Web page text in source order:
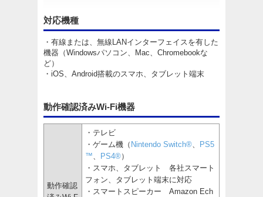
対応機種
・有線または、無線LANインターフェイスを有した
機器（Windowsパソコン、Mac、Chromebookな
ど）
・iOS、Android搭載のスマホ、タブレット端末
動作確認済みWi-Fi機器
動作確認
・テレビ
・ゲーム機（ Nintendo Switch®
PS5
™
PS4®）
・スマホ、タブレット 各社スマート
フォン、タブレット端末に対応
・スマートスピーカー Amazon Ech